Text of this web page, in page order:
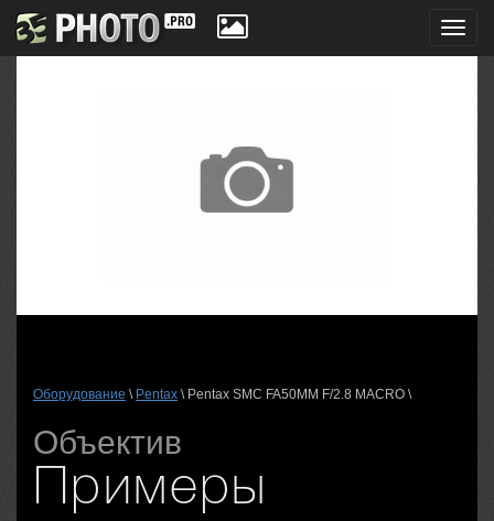
Оборудование \ Pentax \ Pentax SMC FA50MM F/2.8 MACRO \
Объектив
Примеры